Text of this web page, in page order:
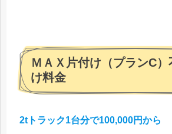
ＭＡＸ片付け（プランC
け料金
2tトラック1台分で100,000円から